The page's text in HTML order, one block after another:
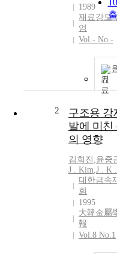
1989
재료강도
엄
Vol.- No.-
기
2
구조용 강
발에 미친
의 영향
김희진 ,윤중
J . Kim,J . K
대한금속
회
1995
大韓金屬
報
Vol.8 No.1